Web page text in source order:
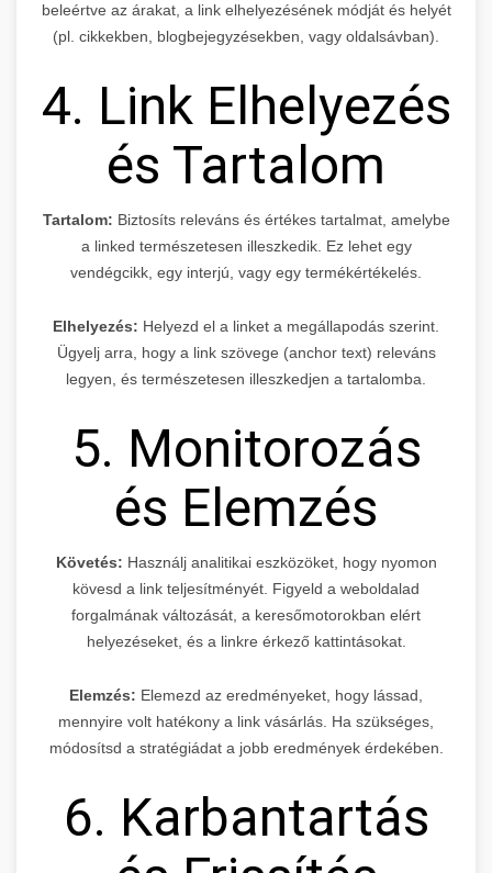
beleértve az árakat, a link elhelyezésének módját és helyét
(pl. cikkekben, blogbejegyzésekben, vagy oldalsávban).
4. Link Elhelyezés
és Tartalom
Tartalom: Biztosíts releváns és értékes tartalmat, amelybe
a linked természetesen illeszkedik. Ez lehet egy
vendégcikk, egy interjú, vagy egy termékértékelés.
Elhelyezés: Helyezd el a linket a megállapodás szerint.
Ügyelj arra, hogy a link szövege (anchor text) releváns
legyen, és természetesen illeszkedjen a tartalomba.
5. Monitorozás
és Elemzés
Követés: Használj analitikai eszközöket, hogy nyomon
kövesd a link teljesítményét. Figyeld a weboldalad
forgalmának változását, a keresőmotorokban elért
helyezéseket, és a linkre érkező kattintásokat.
Elemzés: Elemezd az eredményeket, hogy lássad,
mennyire volt hatékony a link vásárlás. Ha szükséges,
módosítsd a stratégiádat a jobb eredmények érdekében.
6. Karbantartás